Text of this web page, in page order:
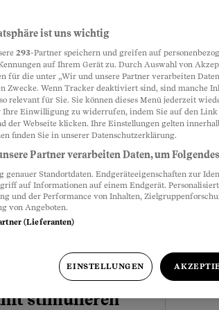
nie»
Verlauf seines Lebens
Wenn diese über
man von einer
Im Video erzählt ein
Jobverlust und dem
in den Arbeitsmarkt.
stimulieren
ist uns wichtig
293-Partner speichern und greifen auf
auf Ihrem Gerät zu. Durch Auswahl von
für die unter „Wir und unsere Partner verarbeiten
Zwecke. Wenn Tracker deaktiviert sind, sind manche
relevant für Sie. Sie können dieses Menü jederzeit
Ihre Einwilligung zu widerrufen, indem Sie auf den
der Webseite klicken. Ihre Einstellungen gelten
finden Sie in unserer Datenschutzerklärung.
Partner verarbeiten Daten, um
genauer Standortdaten. Endgeräteeigenschaften zur
auf Informationen auf einem Endgerät.
und der Performance von Inhalten,
von Angeboten.
(Lieferanten)
EINSTELLUNGEN